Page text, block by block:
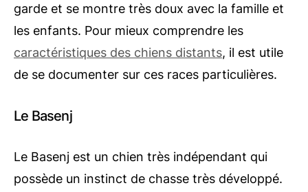
garde et se montre très doux avec la famille et
les enfants. Pour mieux comprendre les
caractéristiques des chiens distants, il est utile
de se documenter sur ces races particulières.
Le Basenj
Le Basenj est un chien très indépendant qui
possède un instinct de chasse très développé.